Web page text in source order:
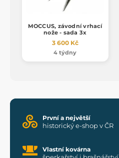
MOCCUS, závodní vrhací
nože - sada 3x
3 600 Kč
4 týdny
První a největší
historický e-shop v ČR
Vlastní kovárna